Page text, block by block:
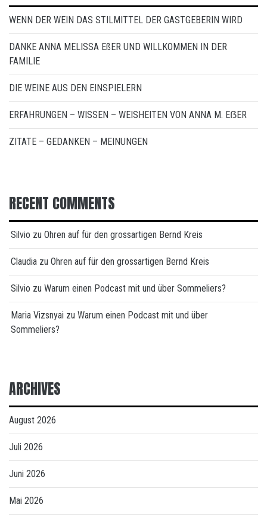
WENN DER WEIN DAS STILMITTEL DER GASTGEBERIN WIRD
DANKE ANNA MELISSA EßER UND WILLKOMMEN IN DER
FAMILIE
DIE WEINE AUS DEN EINSPIELERN
ERFAHRUNGEN – WISSEN – WEISHEITEN VON ANNA M. EẞER
ZITATE – GEDANKEN – MEINUNGEN
RECENT COMMENTS
Silvio zu Ohren auf für den grossartigen Bernd Kreis
Claudia zu Ohren auf für den grossartigen Bernd Kreis
Silvio zu Warum einen Podcast mit und über Sommeliers?
Maria Vizsnyai zu Warum einen Podcast mit und über
Sommeliers?
ARCHIVES
August 2026
Juli 2026
Juni 2026
Mai 2026